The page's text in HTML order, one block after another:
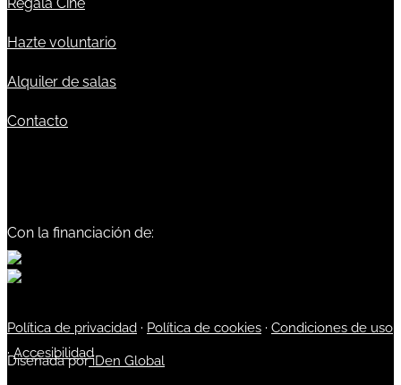
Hazte voluntario
Alquiler de salas
Contacto
Con la financiación de:
Política de privacidad · Política de cookies · Condiciones de uso
·Accesibilidad
Diseñada poriDen Global